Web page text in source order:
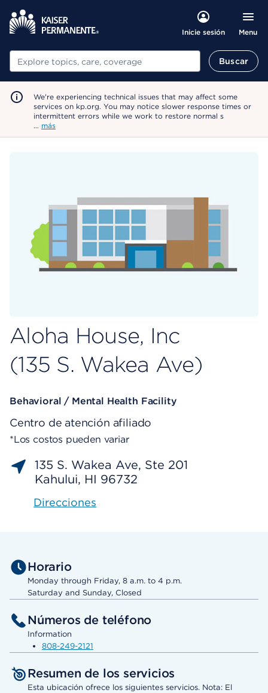
Inicie sesión Menu
Buscar Buscar
We're experiencing technical issues that may affect some
services on kp.org. You may notice slower response times or
intermittent errors while we work to restore normal s
… más
Aloha House, Inc
(135 S. Wakea Ave)
Behavioral / Mental Health Facility
Centro de atención afiliado
*Los costos pueden variar
135 S. Wakea Ave, Ste 201
Kahului, HI 96732
Direcciones
Horario
Monday through Friday, 8 a.m. to 4 p.m.
Saturday and Sunday, Closed
Números de teléfono
Information
808-249-2121
Resumen de los servicios
Esta ubicación ofrece los siguientes servicios. Nota: El